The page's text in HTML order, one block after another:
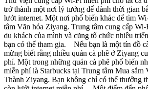
trở thành một nơi lý tưởng để dành thời gian
lướt internet. Một nơi phổ biến khác để tìm
tâm Văn hóa Ziyang. Trung tâm cung cấp
du khách của mình và cũng tổ chức nhiều
bạn có thể tham gia. Nếu bạn là một tín đồ
mừng biết rằng nhiều quán cà phê ở Ziyang
phí. Một trong những quán cà phê phổ biến
miễn phí là Starbucks tại Trung tâm Mua
Thành Ziyang. Bạn không chỉ có thể thưởng